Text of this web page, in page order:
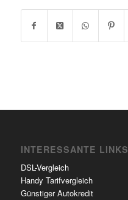
INTERESSANTE LINKS
DSL-Vergleich
Handy Tarifvergleich
Günstiger Autokredit